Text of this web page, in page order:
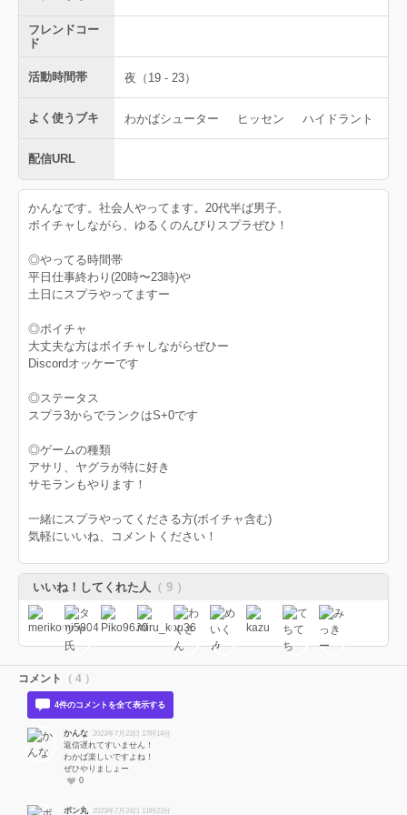
フレンドコー
ド
活動時間帯 夜（19 - 23）
よく使うブキ わかばシューター ヒッセン ハイドラント
配信URL
かんなです。社会人やってます。20代半ば男子。
ボイチャしながら、ゆるくのんびりスプラぜひ！
◎やってる時間帯
平日仕事終わり(20時〜23時)や
土日にスプラやってますー
◎ボイチャ
大丈夫な方はボイチャしながらぜひー
Discordオッケーです
◎ステータス
スプラ3からでランクはS+0です
◎ゲームの種類
アサリ、ヤグラが特に好き
サモランもやります！
一緒にスプラやってくださる方(ボイチャ含む)
気軽にいいね、コメントください！
いいね！してくれた人 （ 9 ）
コメント （ 4 ）
4件のコメントを全て表示する
かんな 2023年7月23日 17時14分
返信遅れてすいません！
わかば楽しいですよね！
ぜひやりましょー
0
ポン丸 2023年7月24日 11時23分